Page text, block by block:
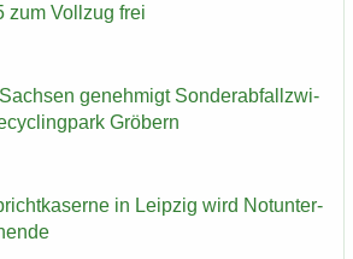
zum Voll­zug frei
ge­neh­migt Son­der­ab­fall­zwi­
Grö­bern
in Leip­zig wird Not­un­ter­